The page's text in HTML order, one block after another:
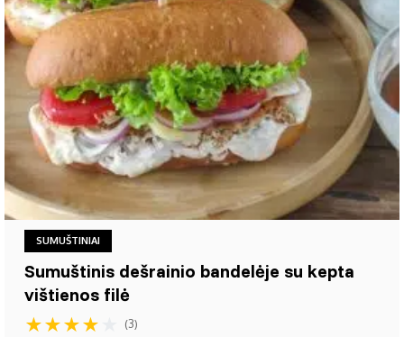
SUMUŠTINIAI
Sumuštinis dešrainio bandelėje su kepta
vištienos filė
★★★★ (3)